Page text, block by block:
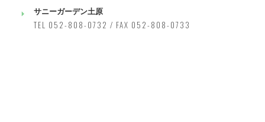
サニーガーデン土原
TEL 052-808-0732 / FAX 052-808-0733